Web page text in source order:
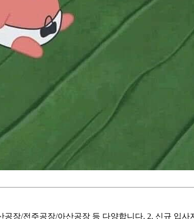
장/전주공장/아산공장 등 다양합니다. 2. 신규 입